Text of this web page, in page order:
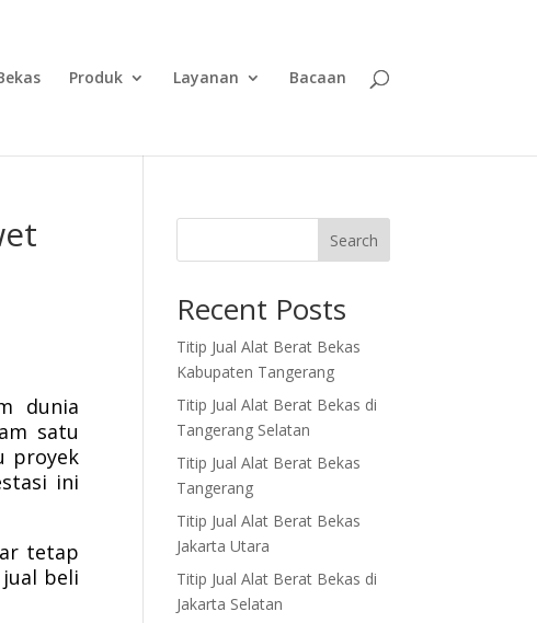
Produk Layanan Bacaan
dunia
satu
proyek
ini
tetap
beli
Search
Recent Posts
Titip Jual Alat Berat Bekas
Kabupaten Tangerang
Titip Jual Alat Berat Bekas di
Tangerang Selatan
Titip Jual Alat Berat Bekas
Tangerang
Titip Jual Alat Berat Bekas
Jakarta Utara
Titip Jual Alat Berat Bekas di
Jakarta Selatan